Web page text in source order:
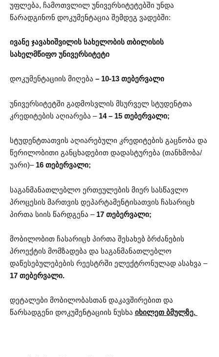
უფლება, ჩამოთვლილ უნივერსიტეტებში უნდა
წარადგინონ დოკუმენტაცია შემდეგ ვადებში:
ივანე ჯავახიშვილის სახელობის თბილისის
სახელმწიფო უნივერსიტეტი
დოკუმენტაციის მიღება – 10-13 თებერვალი
უნივერსიტეტში გადმოსვლის მსურველ სტუდენტთა
კრედიტების აღიარება – 14 – 15 თებერვალი;
სტუდენტთათვის აღიარებული კრედიტების გაცნობა და
წერილობითი განცხადებით დადასტურება (თანხმობა/
უარი)– 16 თებერვალი;
საგანმანათლებლო ერთეულების მიერ სასწავლო
პროცესის მართვის დეპარტამენტისათვის ჩასარიცხ
პირთა სიის წარდგენა – 17 თებერვალი;
მობილობით ჩასარიცხ პირთა შესახებ ბრძანების
პროექტის მომზადება და საგანმანათლებლო
დაწესებულებების რეესტრში ელექტრონულად ასახვა –
17 თებერვალი.
დეტალები მობილობასთან დაკავშირებით და
წარსადგენი დოკუმენტაციის ნუსხა იხილეთ ბმულზე.